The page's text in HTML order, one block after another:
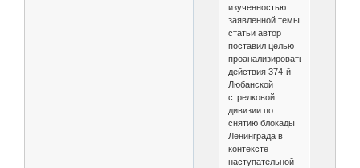
изученностью
заявленной темы
статьи автор
поставил целью
проанализировать
действия 374-й
Любанской
стрелковой
дивизии по
снятию блокады
Ленинграда в
контексте
наступательной